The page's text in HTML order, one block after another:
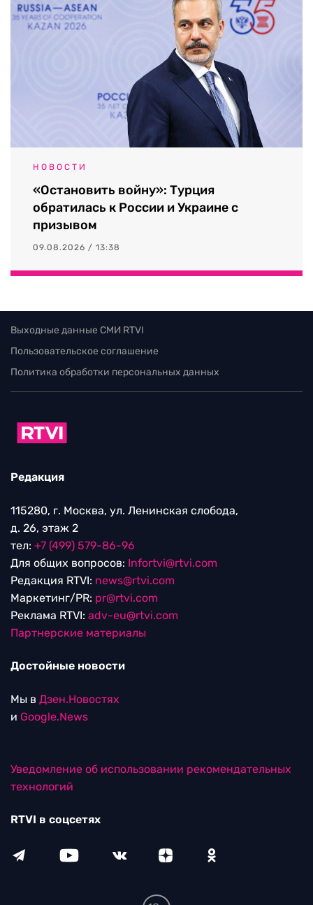
НОВОСТИ
«Остановить войну»: Турция
обратилась к России и Украине с
призывом
09.08.2026 / 13:38
Выходные данные СМИ RTVI
Пользовательское соглашение
Политика обработки персональных данных
Редакция
115280, г. Москва, ул. Ленинская слобода,
д. 26, этаж 2
тел: +7 (499) 579-86-96
Для общих вопросов: Infortvi@rtvi.com
Редакция RTVI: news@rtvi.com
Маркетинг/PR: pr@rtvi.com
Реклама RTVI: adv-eu@rtvi.com
Партнерские материалы
Достойные новости
Мы в Дзен.Новостях
и Google.News
Уведомление об использовании рекомендательных
технологий
RTVI в соцсетях